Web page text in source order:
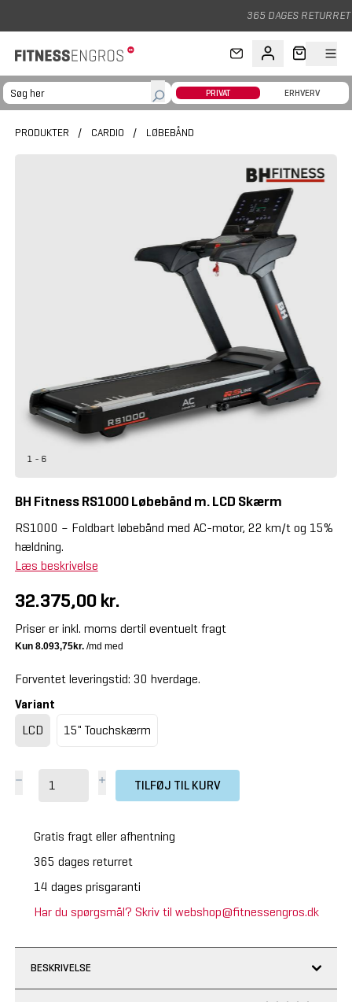
365 DAGES RETURRET
PRIVAT ERHVERV
PRODUKTER / CARDIO / LØBEBÅND
1 - 6
BH Fitness RS1000 Løbebånd m. LCD Skærm
RS1000 – Foldbart løbebånd med AC-motor, 22 km/t og 15%
hældning.
Læs beskrivelse
32.375,00 kr.
Priser er inkl. moms dertil eventuelt fragt
Forventet leveringstid: 30 hverdage.
Variant
LCD
15" Touchskærm
TILFØJ TIL KURV
Gratis fragt eller afhentning
365 dages returret
14 dages prisgaranti
Har du spørgsmål? Skriv til webshop@fitnessengros.dk
BESKRIVELSE